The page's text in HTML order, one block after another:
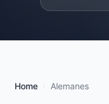
Home Alemanes